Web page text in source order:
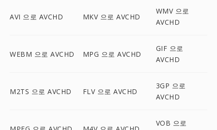
AVI 으로 AVCHD MKV 으로 AVCHD
WMV 으로
AVCHD
WEBM 으로 AVCHD MPG 으로 AVCHD
GIF 으로
AVCHD
M2TS 으로 AVCHD FLV 으로 AVCHD
3GP 으로
AVCHD
VOB 으로